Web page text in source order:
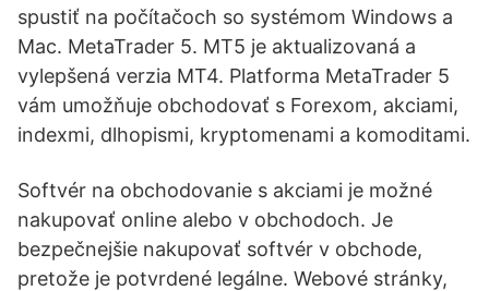
spustiť na počítačoch so systémom Windows a
Mac. MetaTrader 5. MT5 je aktualizovaná a
vylepšená verzia MT4. Platforma MetaTrader 5
vám umožňuje obchodovať s Forexom, akciami,
indexmi, dlhopismi, kryptomenami a komoditami.
Softvér na obchodovanie s akciami je možné
nakupovať online alebo v obchodoch. Je
bezpečnejšie nakupovať softvér v obchode,
pretože je potvrdené legálne. Webové stránky,